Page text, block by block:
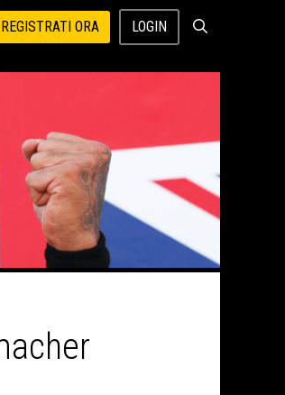
REGISTRATI ORA LOGIN